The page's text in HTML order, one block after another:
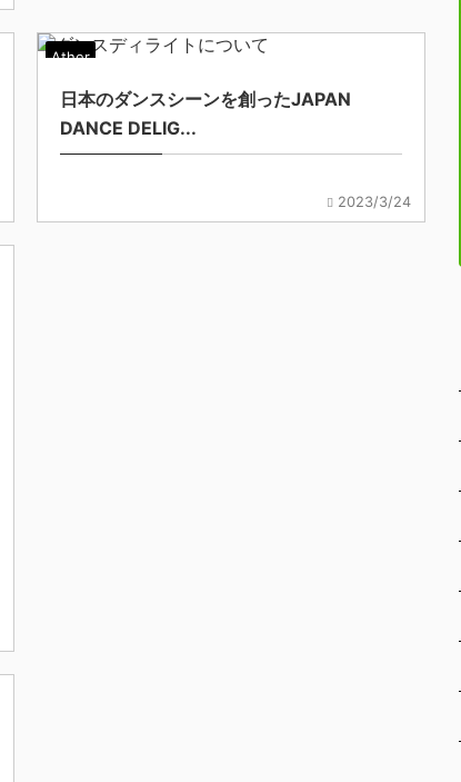
Ather
日本のダンスシーンを創ったJAPAN
DANCE DELIG...
2023/3/24